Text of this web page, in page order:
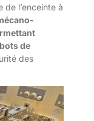
l’enceinte à
de
des